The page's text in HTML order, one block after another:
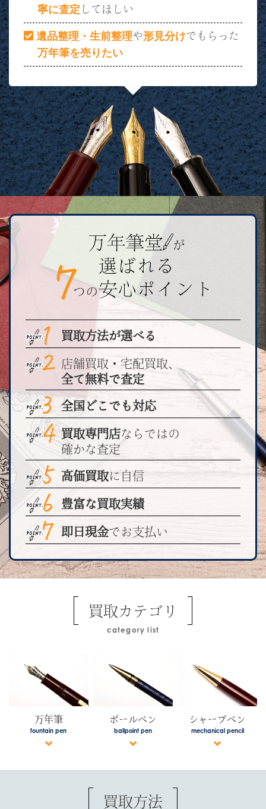
寧に査定 してほしい
遺品整理・生前整理や形見分けでもらった
万年筆を売りたい
買取方法が選べる
店舗買取・宅配買取、
全て無料で査定
全国どこでも対応
買取専門店ならではの
確かな査定
高価買取に自信
豊富な買取実績
即日現金でお支払い
買取カテゴリ
category list
万年筆
fountain pen
ボールペン
ballpoint pen
シャープペン
mechanical pencil
買取方法